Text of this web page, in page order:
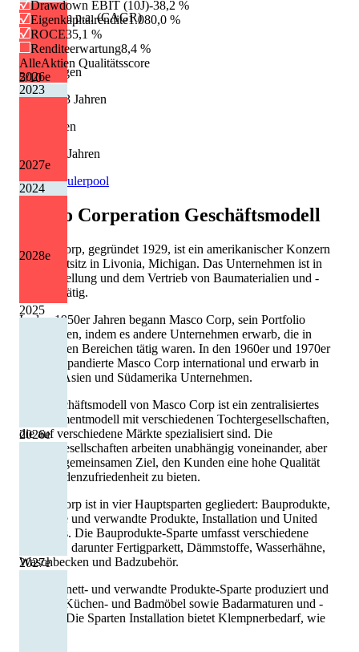
2026e
2027e
2028e
2023
2024
2025
2026e
2027e
Drawdown EBIT (10J)-38,2 %
Eigenkapitalrendite1.080,0 %
ROCE35,1 %
Renditeerwartung8,4 %
AlleAktien Qualitätsscore
5/10
Wachstum p.a. (CAGR)
+11,5 %
Erhöhungen
12 von 13 Jahren
Kürzungen
0 von 13 Jahren
Quelle: Eulerpool
Masco Corperation Geschäftsmodell
Masco Corp, gegründet 1929, ist ein amerikanischer Konzern
mit Hauptsitz in Livonia, Michigan. Das Unternehmen ist in
der Herstellung und dem Vertrieb von Baumaterialien und -
zubehör tätig.
In den 1950er Jahren begann Masco Corp, sein Portfolio
auszubauen, indem es andere Unternehmen erwarb, die in
verwandten Bereichen tätig waren. In den 1960er und 1970er
Jahren expandierte Masco Corp international und erwarb in
Europa, Asien und Südamerika Unternehmen.
Das Geschäftsmodell von Masco Corp ist ein zentralisiertes
Managementmodell mit verschiedenen Tochtergesellschaften,
die auf verschiedene Märkte spezialisiert sind. Die
Tochtergesellschaften arbeiten unabhängig voneinander, aber
mit dem gemeinsamen Ziel, den Kunden eine hohe Qualität
und Kundenzufriedenheit zu bieten.
Masco Corp ist in vier Hauptsparten gegliedert: Bauprodukte,
Kabinette und verwandte Produkte, Installation und United
Industries. Die Bauprodukte-Sparte umfasst verschiedene
Produkte, darunter Fertigparkett, Dämmstoffe, Wasserhähne,
Waschbecken und Badzubehör.
Die Kabinett- und verwandte Produkte-Sparte produziert und
vertreibt Küchen- und Badmöbel sowie Badarmaturen und -
zubehör. Die Sparten Installation bietet Klempnerbedarf, wie